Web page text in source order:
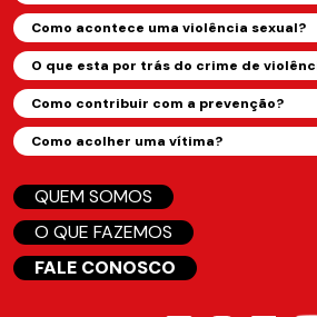
Como acontece uma violência sexual?
O que esta por trás do crime de
Como contribuir com a prevenção?
Como acolher uma vítima?
QUEM SOMOS
O QUE FAZEMOS
FALE CONOSCO